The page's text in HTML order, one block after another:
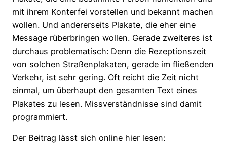
mit ihrem Konterfei vorstellen und bekannt machen
wollen. Und andererseits Plakate, die eher eine
Message rüberbringen wollen. Gerade zweiteres ist
durchaus problematisch: Denn die Rezeptionszeit
von solchen Straßenplakaten, gerade im fließenden
Verkehr, ist sehr gering. Oft reicht die Zeit nicht
einmal, um überhaupt den gesamten Text eines
Plakates zu lesen. Missverständnisse sind damit
programmiert.
Der Beitrag lässt sich online hier lesen: